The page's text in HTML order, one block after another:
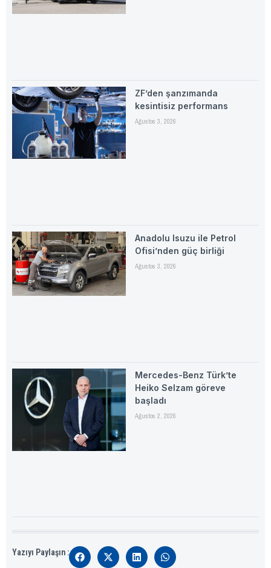
ZF’den şanzımanda
kesintisiz performans
Ağustos 3, 2026
Anadolu Isuzu ile Petrol
Ofisi’nden güç birliği
Ağustos 3, 2026
Mercedes-Benz Türk’te
Heiko Selzam göreve
başladı
Ağustos 2, 2026
Yazıyı Paylaşın :